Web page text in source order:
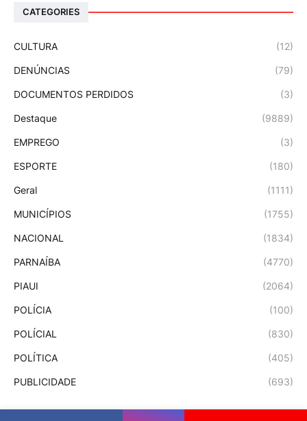
CATEGORIES
CULTURA (12)
DENÚNCIAS (79)
DOCUMENTOS PERDIDOS (3)
Destaque (9889)
EMPREGO (3)
ESPORTE (180)
Geral (1111)
MUNICÍPIOS (1755)
NACIONAL (1834)
PARNAÍBA (4770)
PIAUI (2064)
POLÍCIA (100)
POLÍCIAL (830)
POLÍTICA (405)
PUBLICIDADE (693)